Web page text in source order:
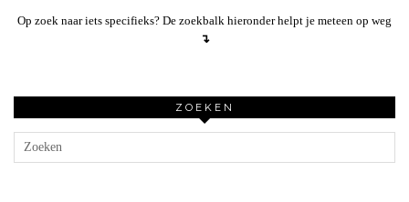
Op zoek naar iets specifieks? De zoekbalk hieronder helpt je meteen op weg
↴
ZOEKEN